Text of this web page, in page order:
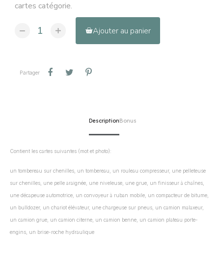
cartes catégorie.
Ajouter au panier
Partager
Tweet
DescriptionBonus
Contient les cartes suivantes (mot et photo):
un tombereau sur chenilles, un tombereau, un rouleau compresseur, une pelleteuse
sur chenilles, une pelle araignée, une niveleuse, une grue, un finisseur à chaînes,
une décapeuse automotrice, un convoyeur à ruban mobile, un compacteur de bitume,
un bulldozer, un chariot élévateur, une chargeuse sur pneus, un camion malaxeur,
un camion grue, un camion citerne, un camion benne, un camion plateau porte-
engins, un brise-roche hydraulique